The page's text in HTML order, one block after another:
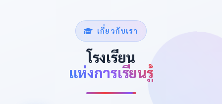
เกี่ยวกับเรา
โรงเรียน
แห่งการเรียนรู้